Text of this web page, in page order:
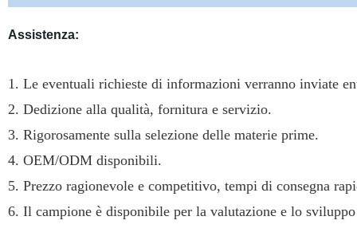
Assistenza:
1. Le eventuali richieste di informazioni verranno inviate
2. Dedizione alla qualità, fornitura e servizio.
3. Rigorosamente sulla selezione delle materie prime.
4. OEM/ODM disponibili.
5. Prezzo ragionevole e competitivo, tempi di consegna
6. Il campione è disponibile per la valutazione e lo